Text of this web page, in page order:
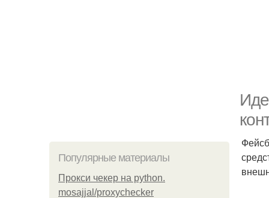
Популярные материалы
Прокси чекер на python.
mosajjal/proxychecker